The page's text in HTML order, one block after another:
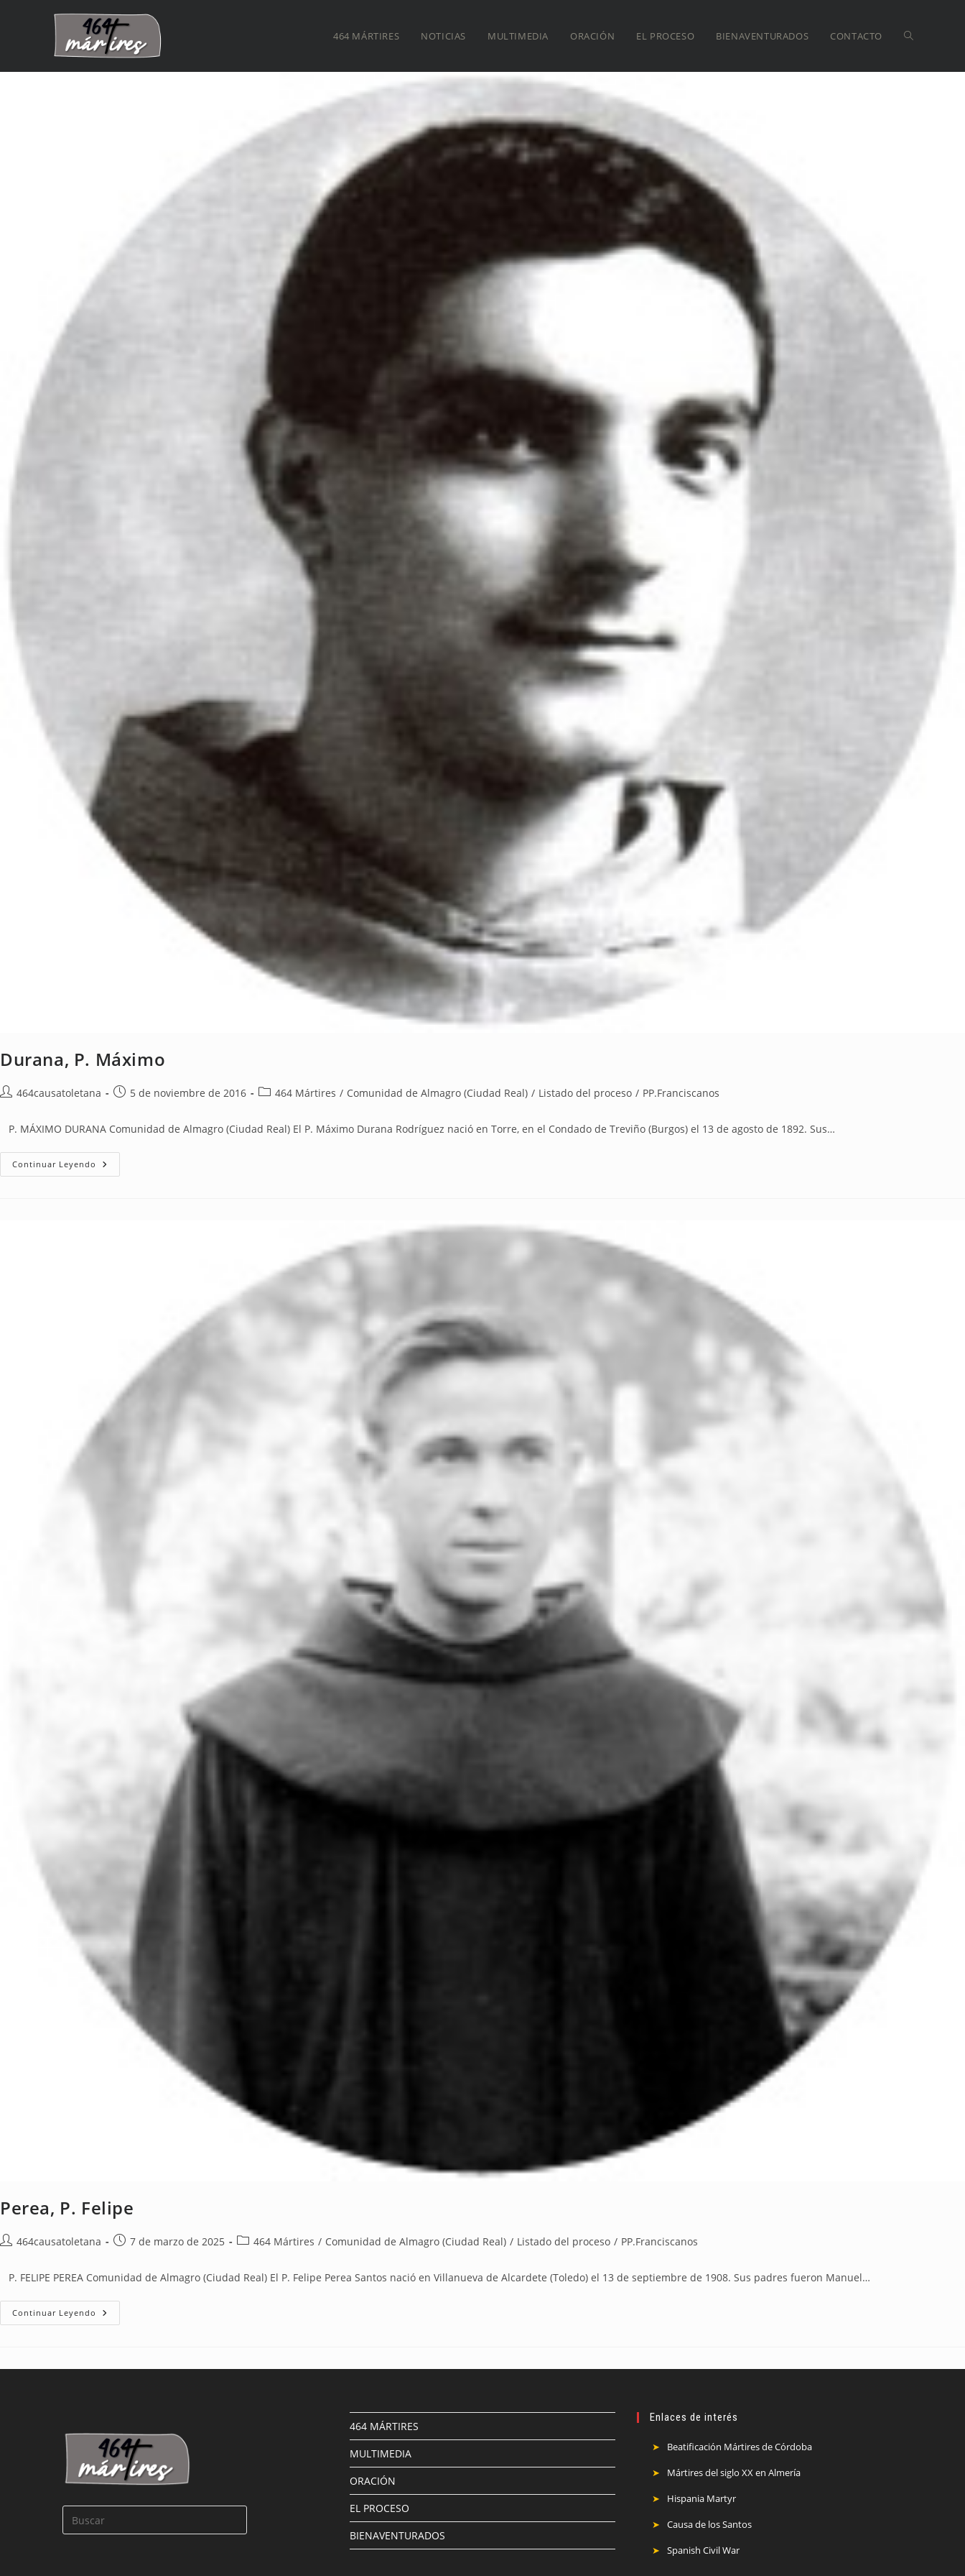
464 MÁRTIRES NOTICIAS MULTIMEDIA ORACIÓN EL PROCESO BIENAVENTURADOS CONTACTO
Durana, P. Máximo
464causatoletana 5 de noviembre de 2016 464 Mártires / Comunidad de Almagro (Ciudad Real) / Listado del proceso / PP.Franciscanos
P. MÁXIMO DURANA Comunidad de Almagro (Ciudad Real) El P. Máximo Durana Rodríguez nació en Torre, en el Condado de Treviño (Burgos) el 13 de agosto de 1892. Sus…
Continuar Leyendo
Perea, P. Felipe
464causatoletana 7 de marzo de 2025 464 Mártires / Comunidad de Almagro (Ciudad Real) / Listado del proceso / PP.Franciscanos
P. FELIPE PEREA Comunidad de Almagro (Ciudad Real) El P. Felipe Perea Santos nació en Villanueva de Alcardete (Toledo) el 13 de septiembre de 1908. Sus padres fueron Manuel…
Continuar Leyendo
464 MÁRTIRES
MULTIMEDIA
ORACIÓN
EL PROCESO
BIENAVENTURADOS
Enlaces de interés
Beatificación Mártires de Córdoba
Mártires del siglo XX en Almería
Hispania Martyr
Causa de los Santos
Spanish Civil War